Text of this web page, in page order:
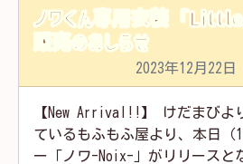
ノワくん専用衣装「
販売のおしらせ
2023年12月22日
【New Arrival!!】 けだまびよ
ているもふもふ屋より、本日（
ー「ノワ-Noix-」がリリースと